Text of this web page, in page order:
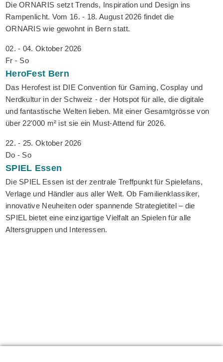
Die ORNARIS setzt Trends, Inspiration und Design ins
Rampenlicht. Vom 16. - 18. August 2026 findet die
ORNARIS wie gewohnt in Bern statt.
02. - 04. Oktober 2026
Fr - So
HeroFest Bern
Das Herofest ist DIE Convention für Gaming, Cosplay und
Nerdkultur in der Schweiz - der Hotspot für alle, die digitale
und fantastische Welten lieben. Mit einer Gesamtgrösse von
über 22'000 m² ist sie ein Must-Attend für 2026.
22. - 25. Oktober 2026
Do - So
SPIEL Essen
Die SPIEL Essen ist der zentrale Treffpunkt für Spielefans,
Verlage und Händler aus aller Welt. Ob Familienklassiker,
innovative Neuheiten oder spannende Strategietitel – die
SPIEL bietet eine einzigartige Vielfalt an Spielen für alle
Altersgruppen und Interessen.